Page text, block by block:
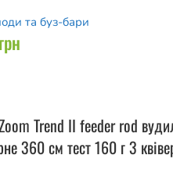
та буз-бари
грн
Trend II feeder rod
360 см тест 160 г 3